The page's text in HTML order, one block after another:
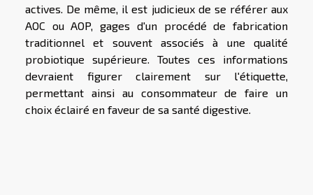
actives. De même, il est judicieux de se référer aux
AOC ou AOP, gages d'un procédé de fabrication
traditionnel et souvent associés à une qualité
probiotique supérieure. Toutes ces informations
devraient figurer clairement sur l'étiquette,
permettant ainsi au consommateur de faire un
choix éclairé en faveur de sa santé digestive.